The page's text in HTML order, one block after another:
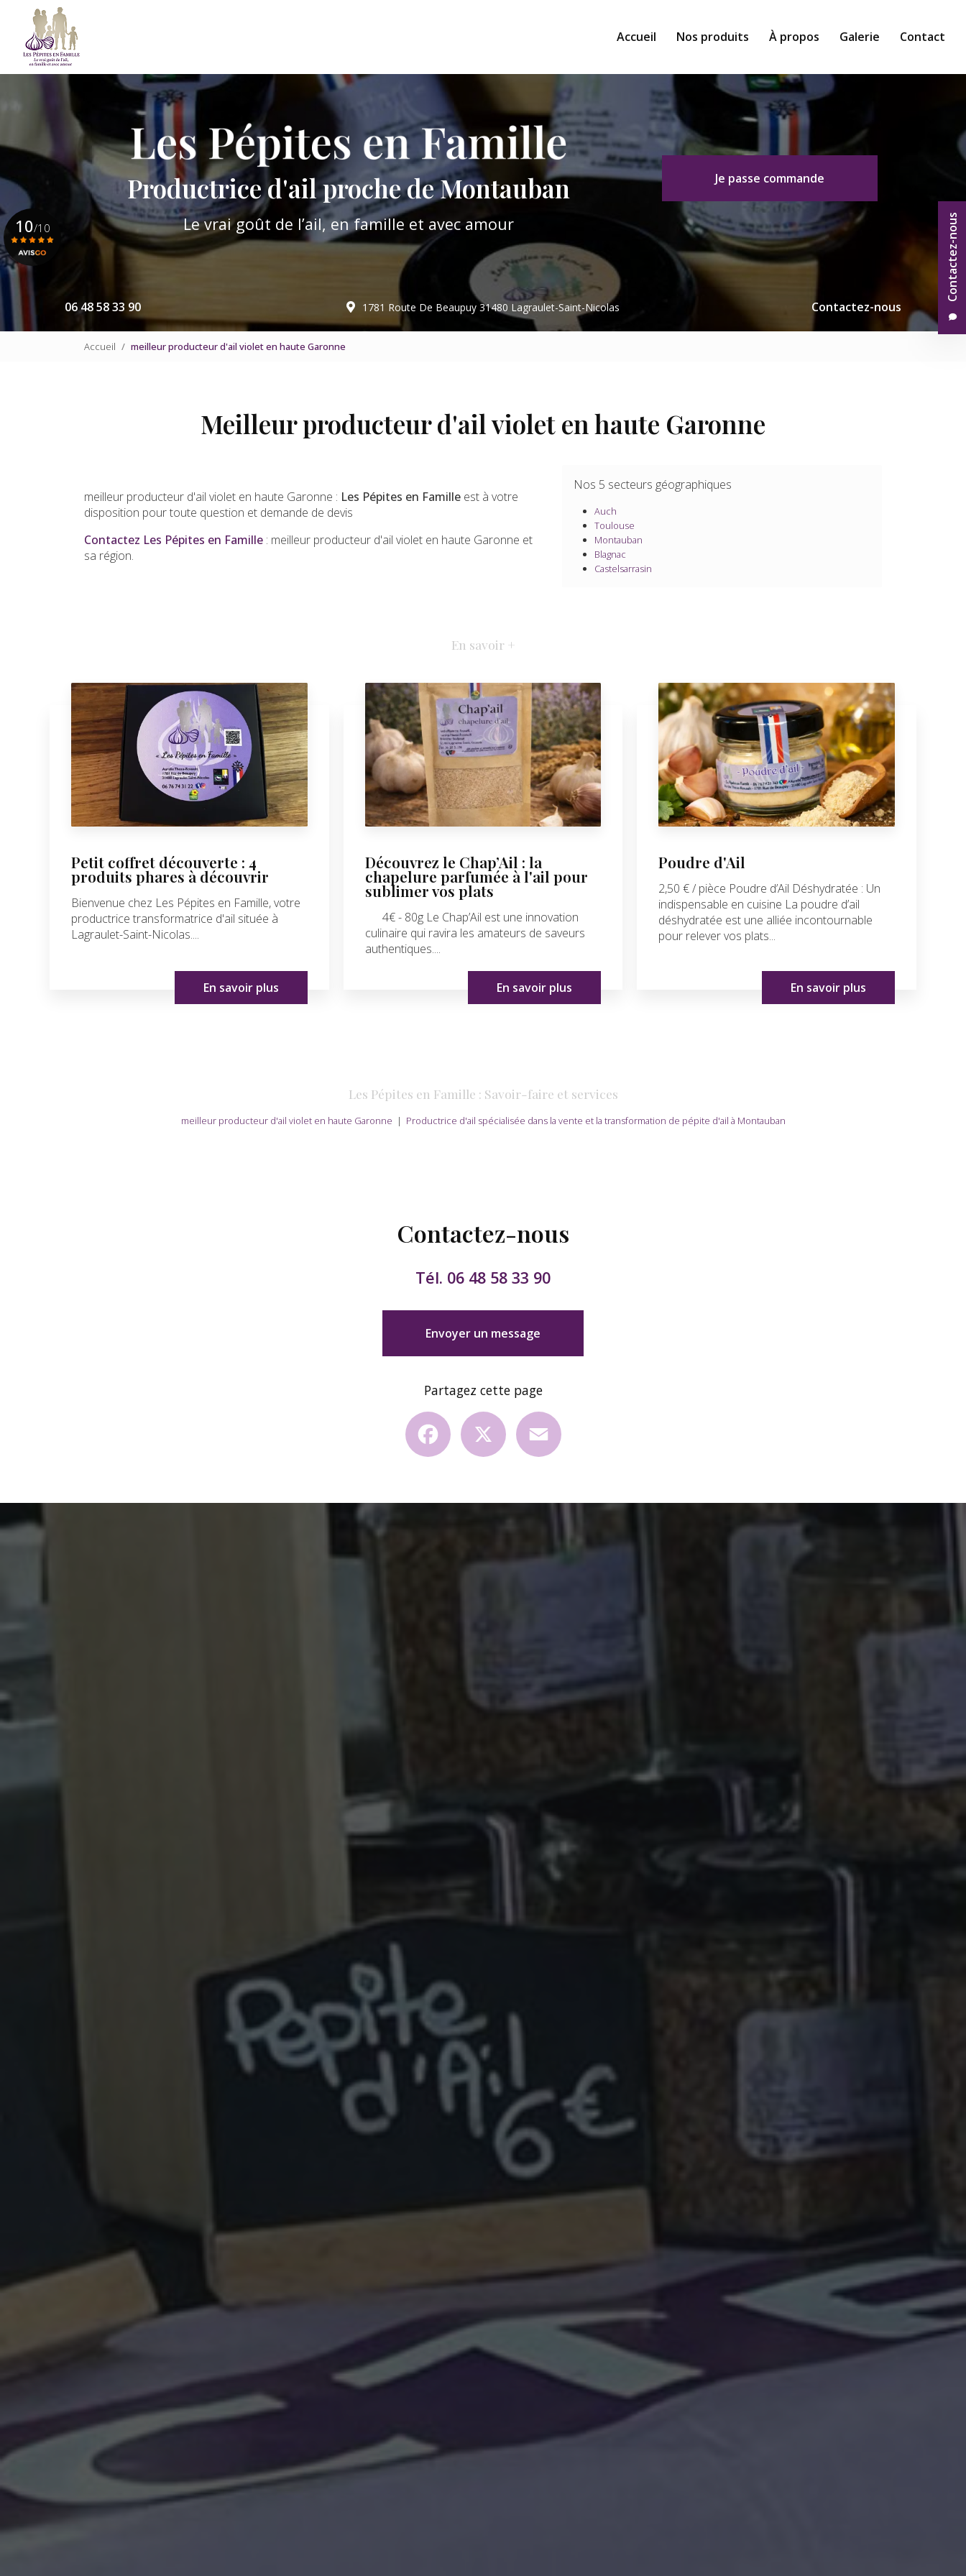
contenu
principal
Contactez-nous
Accueil Nos produits À propos Galerie Contact
Productrice d'ail proche de Montauban
Le vrai goût de l’ail, en famille et avec amour
Je passe commande
06 48 58 33 90 1781 Route De Beaupuy 31480 Lagraulet-Saint-Nicolas Contactez-nous
10/10
Voir le certificat
Accueil meilleur producteur d'ail violet en haute Garonne
Meilleur producteur d'ail violet en haute Garonne
meilleur producteur d'ail violet en haute Garonne : Les Pépites en Famille est à votre
disposition pour toute question et demande de devis
Contactez Les Pépites en Famille : meilleur producteur d'ail violet en haute Garonne et
sa région.
Nos 5 secteurs géographiques
Auch
Toulouse
Montauban
Blagnac
Castelsarrasin
En savoir +
Petit coffret découverte : 4
produits phares à découvrir
Bienvenue chez Les Pépites en Famille, votre
productrice transformatrice d'ail située à
Lagraulet-Saint-Nicolas....
En savoir plus
Découvrez le Chap’Ail : la
chapelure parfumée à l'ail pour
sublimer vos plats
4€ - 80g Le Chap’Ail est une innovation
culinaire qui ravira les amateurs de saveurs
authentiques....
En savoir plus
Poudre d'Ail
2,50 € / pièce Poudre d’Ail Déshydratée : Un
indispensable en cuisine La poudre d’ail
déshydratée est une alliée incontournable
pour relever vos plats...
En savoir plus
Les Pépites en Famille : Savoir-faire et services
meilleur producteur d'ail violet en haute Garonne | Productrice d'ail spécialisée dans la vente et la transformation de pépite d'ail à Montauban
Contactez-nous
Tél. 06 48 58 33 90
Envoyer un message
Partagez cette page
Facebook